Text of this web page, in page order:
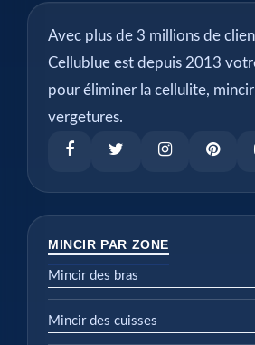
Avec plus de 3 millions de
Cellublue est depuis 2013
pour éliminer la cellulite,
vergetures.
MINCIR PAR ZONE
Mincir des bras
Mincir des cuisses